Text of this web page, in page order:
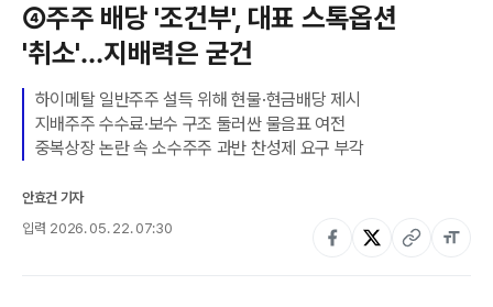
④주주 배당 '조건부', 대표 스톡옵션
'취소'…지배력은 굳건
하이메탈 일반주주 설득 위해 현물·현금배당 제시
지배주주 수수료·보수 구조 둘러싼 물음표 여전
중복상장 논란 속 소수주주 과반 찬성제 요구 부각
안효건 기자
입력 2026. 05. 22. 07:30